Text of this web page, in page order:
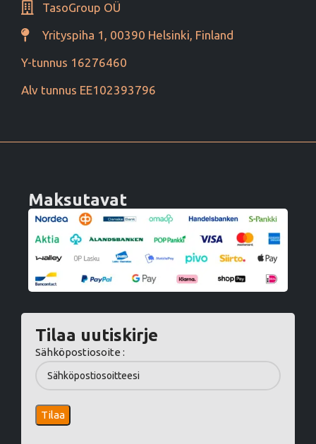
TasoGroup OÜ
Yrityspiha 1, 00390 Helsinki, Finland
Y-tunnus 16276460
Alv tunnus EE102393796
Maksutavat
Tilaa uutiskirje
Sähköpostiosoite :